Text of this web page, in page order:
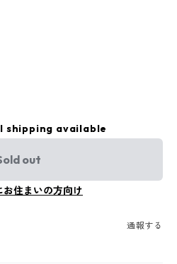
shipping available
out
お住まいの方向け
通報する